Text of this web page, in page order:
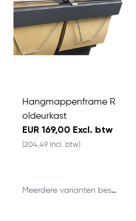
Hangmappenframe R
oldeurkast
EUR 169,00 Excl. btw
(204,49 Incl. btw)
Meerdere varianten beschikbaar